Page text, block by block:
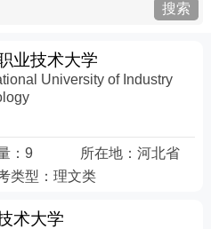
搜索
业技术大学
University of Industry
：9 所在地： 河北省
类型：理文类
术大学